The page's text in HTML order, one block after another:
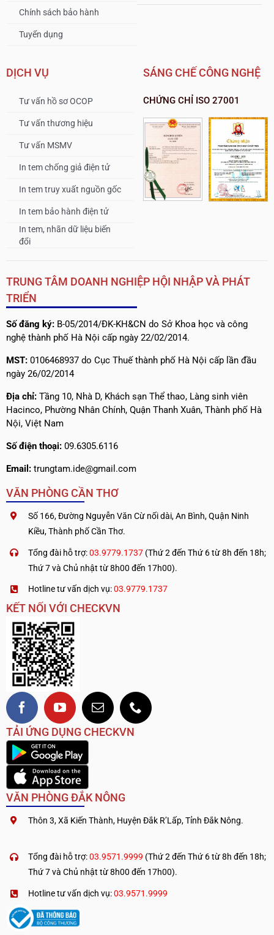
Chính sách bảo hành
Tuyển dụng
DỊCH VỤ
Tư vấn hồ sơ OCOP
Tư vấn thương hiệu
Tư vấn MSMV
In tem chống giả điện tử
In tem truy xuất nguồn gốc
In tem bảo hành điện tử
In tem, nhãn dữ liệu biến
đổi
SÁNG CHẾ CÔNG NGHỆ
CHỨNG CHỈ ISO 27001
TRUNG TÂM DOANH NGHIỆP HỘI NHẬP VÀ PHÁT
TRIỂN
Số đăng ký: B-05/2014/ĐK-KH&CN do Sở Khoa học và công
nghệ thành phố Hà Nội cấp ngày 22/02/2014.
MST: 0106468937 do Cục Thuế thành phố Hà Nội cấp lần đầu
ngày 26/02/2014
Địa chỉ: Tầng 10, Nhà D, Khách sạn Thể thao, Làng sinh viên
Hacinco, Phường Nhân Chính, Quận Thanh Xuân, Thành phố Hà
Nội, Việt Nam
Số điện thoại: 09.6305.6116
Email: trungtam.ide@gmail.com
VĂN PHÒNG CẦN THƠ
Số 166, Đường Nguyễn Văn Cừ nối dài, An Bình, Quận Ninh
Kiều, Thành phố Cần Thơ.
Tổng đài hỗ trợ:03.9779.1737 (Thứ 2 đến Thứ 6 từ 8h đến 18h;
Thứ 7 và Chủ nhật từ 8h00 đến 17h00).
Hotline tư vấn dịch vụ:03.9779.1737
KẾT NỐI VỚI CHECKVN
TẢI ỨNG DỤNG CHECKVN
VĂN PHÒNG ĐẮK NÔNG
Thôn 3, Xã Kiến Thành, Huyện Đắk R’Lấp, Tỉnh Đắk Nông.
Tổng đài hỗ trợ:03.9571.9999 (Thứ 2 đến Thứ 6 từ 8h đến 18h;
Thứ 7 và Chủ nhật từ 8h00 đến 17h00).
Hotline tư vấn dịch vụ:03.9571.9999